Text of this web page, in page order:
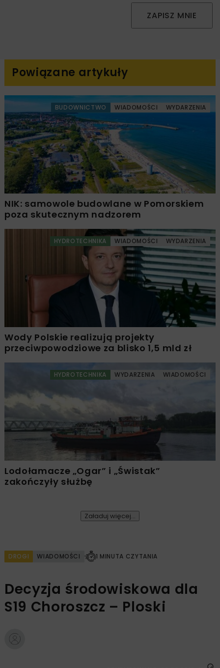
ZAPISZ MNIE
Powiązane artykuły
BUDOWNICTWO WIADOMOŚCI WYDARZENIA
NIK: samowole budowlane w Pomorskiem
poza skutecznym nadzorem
HYDROTECHNIKA WIADOMOŚCI WYDARZENIA
Wody Polskie realizują projekty
przeciwpowodziowe za blisko 1,5 mld zł
HYDROTECHNIKA WYDARZENIA WIADOMOŚCI
Lodołamacze „Ogar” i „Świstak”
zakończyły służbę
Załaduj więcej...
DROGI WIADOMOŚCI 1 MINUTA CZYTANIA
Decyzja środowiskowa dla
S19 Choroszcz – Ploski